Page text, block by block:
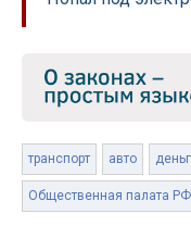
транспорт авто
Общественная палата РФ